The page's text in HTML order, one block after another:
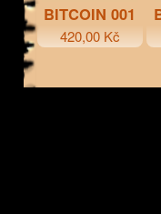
BITCOIN 001
420,00 Kč